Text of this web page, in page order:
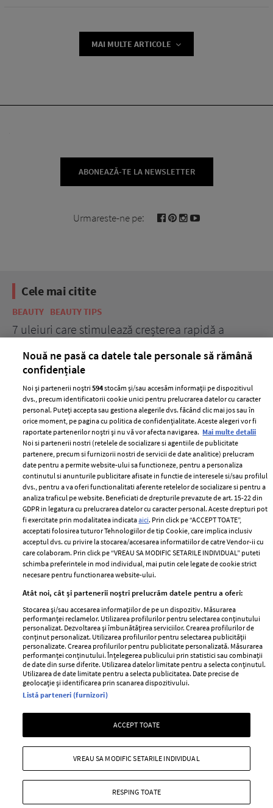
MAI MULTE ARTICOLE
ABONEAZĂ-TE LA NEWSLETTER
Urmareste-ne pe:
Cele mai citite
BEAUTY BEAUTY TIPS
7 uleiuri care stimulează creșterea rapidă a
ELLE Style Awards
2024
Despre ELLE
Romania
Contact
Abonamente
Termeni si conditii
Politica de
confidențialitate
Politica de cookies
Publicitate
GSP
Unica
Baby
Retete
femei
Viva
Avantaje
Retete practice
Pariază responsabil! Decizia ONJN nr. 821/25.09.2025.
Jocurile de noroc sunt interzise minorilor.
Copyright © 2026 Ringier Romania SRL
Nouă ne pasă ca datele tale personale să rămână
confidențiale
Noi și partenerii noștri594stocăm și/sau accesăm informații pe dispozitivul
dvs., precum identificatorii cookie unici pentru prelucrarea datelor cu caracter
personal. Puteți accepta sau gestiona alegerile dvs. făcând clic mai jos sau în
orice moment, pe pagina cu politica de confidențialitate. Aceste alegeri vor fi
raportate partenerilor noștri și nu vă vor afecta navigarea. Mai multe detalii
Noi si partenerii nostri (retelele de socializare si agentiile de publicitate
partenere, precum si furnizorii nostri de servicii de date analitice) prelucram
date pentru a permite website-ului sa functioneze, pentru a personaliza
continutul si anunturile publicitare afisate in functie de interesele si/sau profilul
dvs., pentru a va oferi functionalitati aferente retelelor de socializare si pentru a
analiza traficul pe website. Beneficiati de drepturile prevazute de art. 15-22 din
GDPR in legatura cu prelucrarea datelor cu caracter personal. Aceste drepturi pot
fi exercitate prin modalitatea indicataaici. Prin click pe “ACCEPT TOATE”,
acceptati folosirea tuturor Tehnologiilor de tip Cookie, care implica inclusiv
acceptul dvs. cu privire la stocarea/accesarea informatiilor de catre Vendor-ii cu
care colaboram. Prin click pe “VREAU SA MODIFIC SETARILE INDIVIDUAL” puteti
schimba preferintele in mod individual, mai putin cele legate de cookie strict
necesare pentru functionarea website-ului.
Atât noi, cât și partenerii noștri prelucrăm datele pentru a oferi:
Stocarea și/sau accesarea informațiilor de pe un dispozitiv. Măsurarea
performanței reclamelor. Utilizarea profilurilor pentru selectarea conținutului
personalizat. Dezvoltarea și îmbunătățirea serviciilor. Crearea profilurilor de
conținut personalizat. Utilizarea profilurilor pentru selectarea publicității
personalizate. Crearea profilurilor pentru publicitate personalizată. Măsurarea
performanței conținutului. Înțelegerea publicului prin statistici sau combinații
de date din surse diferite. Utilizarea datelor limitate pentru a selecta conținutul.
Utilizarea de date limitate pentru a selecta publicitatea. Date precise de
geolocație și identificarea prin scanarea dispozitivului.
Listă parteneri (furnizori)
ACCEPT TOATE
RESPING TOATE
VREAU SA MODIFIC SETARILE INDIVIDUAL